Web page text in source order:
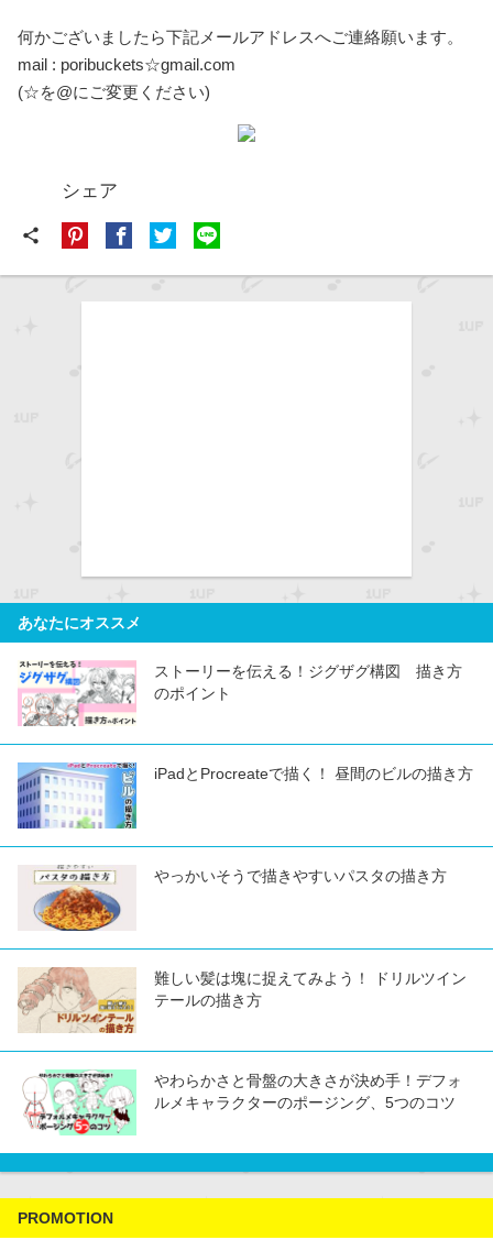
何かございましたら下記メールアドレスへご連絡願います。
mail : poribuckets☆gmail.com
(☆を@にご変更ください)
シェア
share
あなたにオススメ
ストーリーを伝える！ジグザグ構図 描き方
のポイント
iPadとProcreateで描く！ 昼間のビルの描き方
やっかいそうで描きやすいパスタの描き方
難しい髪は塊に捉えてみよう！ ドリルツイン
テールの描き方
やわらかさと骨盤の大きさが決め手！デフォ
ルメキャラクターのポージング、5つのコツ
PROMOTION